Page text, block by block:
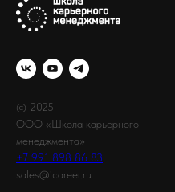
© 2025
ООО «Школа карьерного
менеджмента»
+7 991 898 86 83
sales@icareer.ru